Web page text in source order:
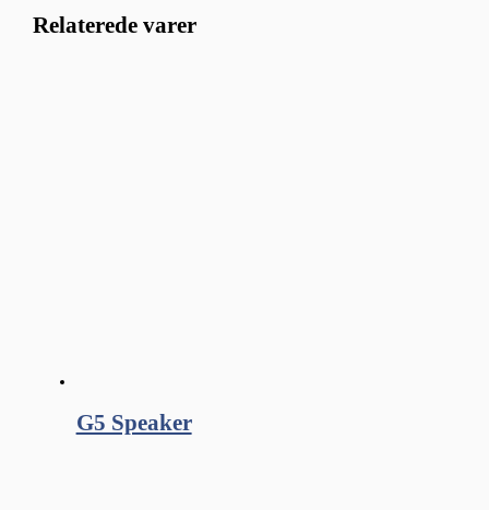
Relaterede varer
G5 Speaker